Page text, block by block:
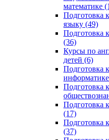
математике
Подготовка
языку (49)
Подготовка
(36)
Курсы по
детей (6)
Подготовка
Подготовка
Подготовка
(17)
Подготовка
(37)